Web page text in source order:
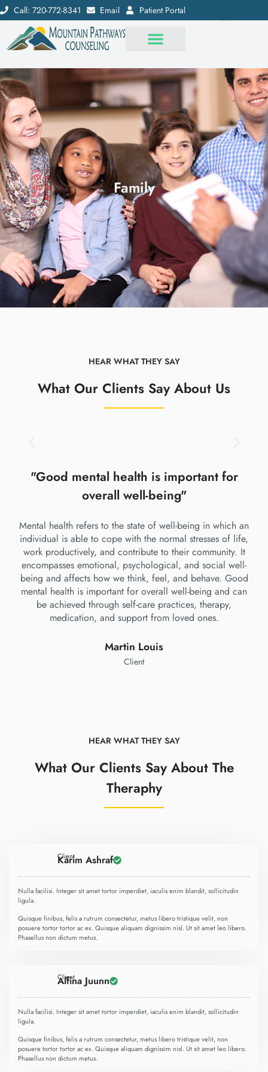
Call: 720-772-8341 Email Patient Portal
Family
HEAR WHAT THEY SAY
What Our Clients Say About Us
"Good mental health is important for
overall well-being"
Mental health refers to the state of well-being in which an
individual is able to cope with the normal stresses of life,
work productively, and contribute to their community. It
encompasses emotional, psychological, and social well-
being and affects how we think, feel, and behave. Good
mental health is important for overall well-being and can
be achieved through self-care practices, therapy,
medication, and support from loved ones.
Martin Louis
Client
HEAR WHAT THEY SAY
What Our Clients Say About The
Theraphy
Karim Ashraf
Client
Nulla facilisi. Integer sit amet tortor imperdiet, iaculis enim blandit, sollicitudin
ligula.
Quisque finibus, felis a rutrum consectetur, metus libero tristique velit, non
posuere tortor tortor ac ex. Quisque aliquam dignissim nisl. Ut sit amet leo libero.
Phasellus non dictum metus.
Alfina Juunn
Client
Nulla facilisi. Integer sit amet tortor imperdiet, iaculis enim blandit, sollicitudin
ligula.
Quisque finibus, felis a rutrum consectetur, metus libero tristique velit, non
posuere tortor tortor ac ex. Quisque aliquam dignissim nisl. Ut sit amet leo libero.
Phasellus non dictum metus.